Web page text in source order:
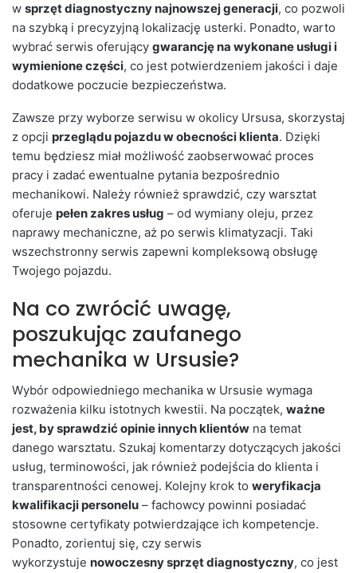
w sprzęt diagnostyczny najnowszej generacji, co pozwoli
na szybką i precyzyjną lokalizację usterki. Ponadto, warto
wybrać serwis oferujący gwarancję na wykonane usługi i
wymienione części, co jest potwierdzeniem jakości i daje
dodatkowe poczucie bezpieczeństwa.
Zawsze przy wyborze serwisu w okolicy Ursusa, skorzystaj
z opcji przeglądu pojazdu w obecności klienta. Dzięki
temu będziesz miał możliwość zaobserwować proces
pracy i zadać ewentualne pytania bezpośrednio
mechanikowi. Należy również sprawdzić, czy warsztat
oferuje pełen zakres usług – od wymiany oleju, przez
naprawy mechaniczne, aż po serwis klimatyzacji. Taki
wszechstronny serwis zapewni kompleksową obsługę
Twojego pojazdu.
Na co zwrócić uwagę,
poszukując zaufanego
mechanika w Ursusie?
Wybór odpowiedniego mechanika w Ursusie wymaga
rozważenia kilku istotnych kwestii. Na początek, ważne
jest, by sprawdzić opinie innych klientów na temat
danego warsztatu. Szukaj komentarzy dotyczących jakości
usług, terminowości, jak również podejścia do klienta i
transparentności cenowej. Kolejny krok to weryfikacja
kwalifikacji personelu – fachowcy powinni posiadać
stosowne certyfikaty potwierdzające ich kompetencje.
Ponadto, zorientuj się, czy serwis
wykorzystuje nowoczesny sprzęt diagnostyczny, co jest